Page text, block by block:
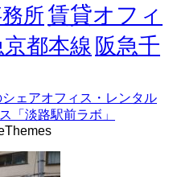
所賃貸オフィ
京都本線 阪急千
ェアオフィス・レンタル
「淡路駅前ラボ」